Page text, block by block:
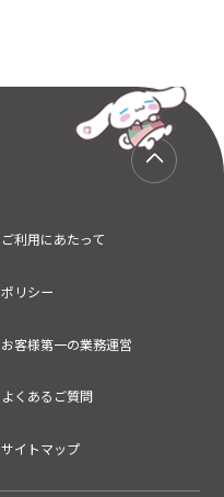
ご利用にあたって
ポリシー
お客様第一の業務運営
よくあるご質問
サイトマップ